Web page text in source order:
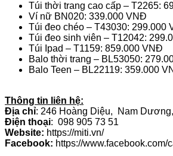
Túi thời trang cao cấp – T2265:
Ví nữ BN020: 339.000 VNĐ
Túi đeo chéo – T43030: 299.000
Túi đeo sinh viên – T12042:
Túi Ipad – T1159: 859.000 VNĐ
Balo thời trang – BL53050:
Balo Teen – BL22119: 359.000
Thông tin liên hệ:
Địa chỉ: 246 Hoàng Diệu, Nam
Điện thoại: 098 905 73 51
Website: https://miti.vn/
Facebook: https://